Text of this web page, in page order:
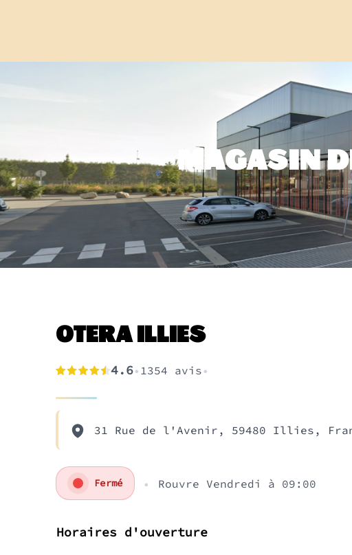
MAGASIN
OTERA ILLIES
4.6• 1354 avis•
31 Rue de l'Avenir, 59480 Illies,
Fermé • Rouvre Vendredi à 09:00
Horaires d'ouverture